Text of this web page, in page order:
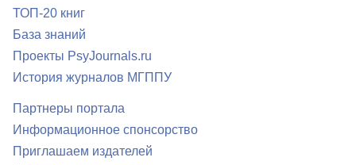
ТОП-20 книг
База знаний
Проекты PsyJournals.ru
История журналов МГППУ
Партнеры портала
Информационное спонсорство
Приглашаем издателей